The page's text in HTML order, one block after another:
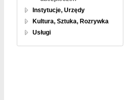
Instytucje, Urzędy
Kultura, Sztuka, Rozrywka
Usługi